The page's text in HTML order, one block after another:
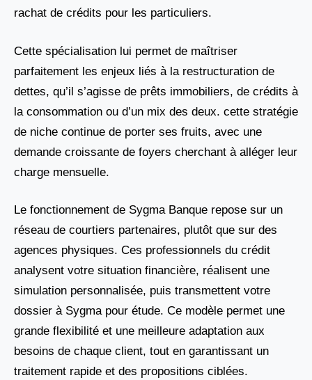
rachat de crédits pour les particuliers.
Cette spécialisation lui permet de maîtriser
parfaitement les enjeux liés à la restructuration de
dettes, qu’il s’agisse de prêts immobiliers, de crédits à
la consommation ou d’un mix des deux. cette stratégie
de niche continue de porter ses fruits, avec une
demande croissante de foyers cherchant à alléger leur
charge mensuelle.
Le fonctionnement de Sygma Banque repose sur un
réseau de courtiers partenaires, plutôt que sur des
agences physiques. Ces professionnels du crédit
analysent votre situation financière, réalisent une
simulation personnalisée, puis transmettent votre
dossier à Sygma pour étude. Ce modèle permet une
grande flexibilité et une meilleure adaptation aux
besoins de chaque client, tout en garantissant un
traitement rapide et des propositions ciblées.